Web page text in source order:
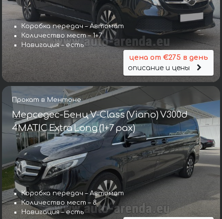
Коробка передач – Автомат
Количество мест – 1+7
Навигация – есть
цена от €275 в день
описание и цены
Прокат в Ментоне
Мерседес-Бенц V-Class (Viano) V300d
4MATIC Extra Long (1+7 pax)
Коробка передач – Автомат
Количество мест – 8
Навигация – есть